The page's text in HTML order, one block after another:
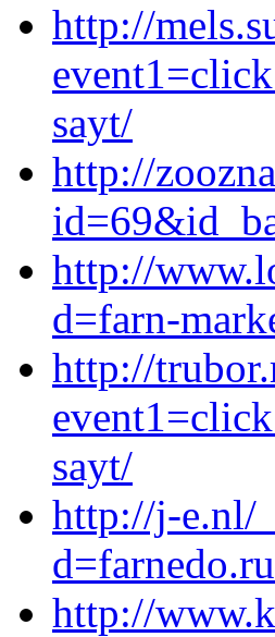
http://
sayt/
http://
http://
d=farn-
http://
sayt/
http://j-e.nl/
http://